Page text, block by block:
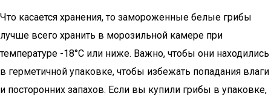
Что касается хранения, то замороженные белые грибы
лучше всего хранить в морозильной камере при
температуре -18°C или ниже. Важно, чтобы они находились
в герметичной упаковке, чтобы избежать попадания влаги
и посторонних запахов. Если вы купили грибы в упаковке,